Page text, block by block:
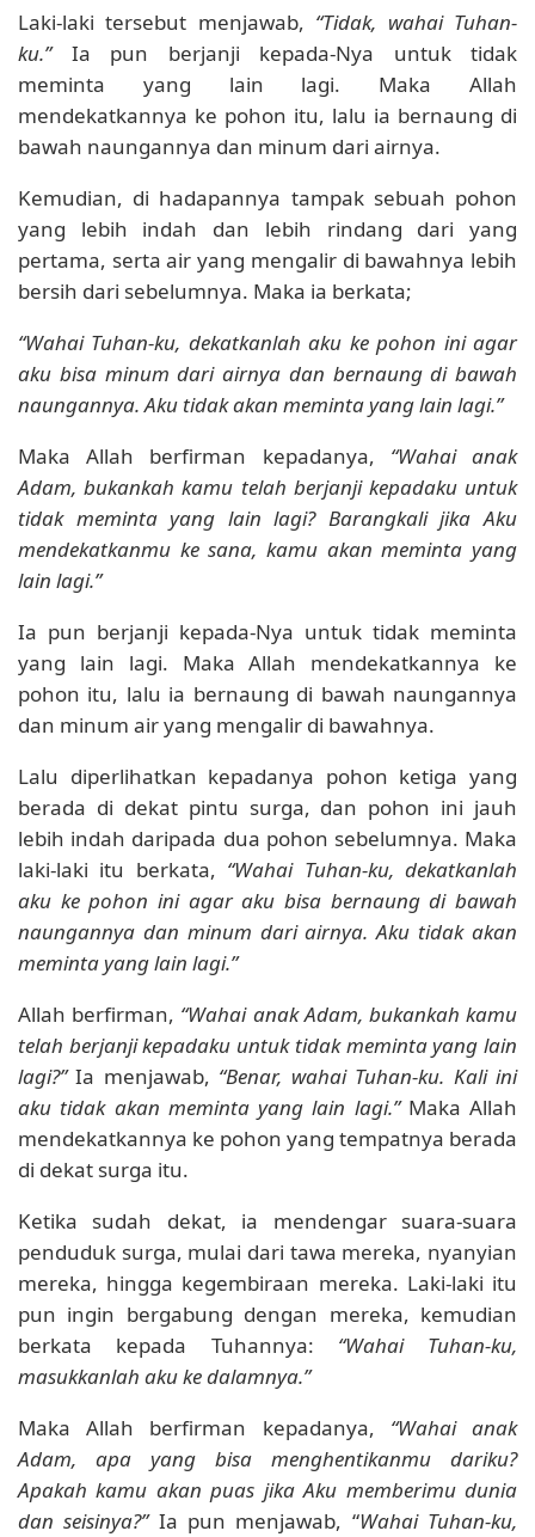
Laki-laki tersebut menjawab, “Tidak, wahai Tuhan-
ku.”Ia pun berjanji kepada-Nya untuk tidak
meminta yang lain lagi. Maka Allah
mendekatkannya ke pohon itu, lalu ia bernaung di
bawah naungannya dan minum dari airnya.
Kemudian, di hadapannya tampak sebuah pohon
yang lebih indah dan lebih rindang dari yang
pertama, serta air yang mengalir di bawahnya lebih
bersih dari sebelumnya. Maka ia berkata;
“Wahai Tuhan-ku, dekatkanlah aku ke pohon ini agar
aku bisa minum dari airnya dan bernaung di bawah
naungannya. Aku tidak akan meminta yang lain lagi.”
Maka Allah berfirman kepadanya, “Wahai anak
Adam, bukankah kamu telah berjanji kepadaku untuk
tidak meminta yang lain lagi? Barangkali jika Aku
mendekatkanmu ke sana, kamu akan meminta yang
lain lagi.”
Ia pun berjanji kepada-Nya untuk tidak meminta
yang lain lagi. Maka Allah mendekatkannya ke
pohon itu, lalu ia bernaung di bawah naungannya
dan minum air yang mengalir di bawahnya.
Lalu diperlihatkan kepadanya pohon ketiga yang
berada di dekat pintu surga, dan pohon ini jauh
lebih indah daripada dua pohon sebelumnya. Maka
laki-laki itu berkata, “Wahai Tuhan-ku, dekatkanlah
aku ke pohon ini agar aku bisa bernaung di bawah
naungannya dan minum dari airnya. Aku tidak akan
meminta yang lain lagi.”
Allah berfirman, “Wahai anak Adam, bukankah kamu
telah berjanji kepadaku untuk tidak meminta yang lain
lagi?”Ia menjawab, “Benar, wahai Tuhan-ku. Kali ini
aku tidak akan meminta yang lain lagi.”Maka Allah
mendekatkannya ke pohon yang tempatnya berada
di dekat surga itu.
Ketika sudah dekat, ia mendengar suara-suara
penduduk surga, mulai dari tawa mereka, nyanyian
mereka, hingga kegembiraan mereka. Laki-laki itu
pun ingin bergabung dengan mereka, kemudian
berkata kepada Tuhannya: “Wahai Tuhan-ku,
masukkanlah aku ke dalamnya.”
Maka Allah berfirman kepadanya, “Wahai anak
Adam, apa yang bisa menghentikanmu dariku?
Apakah kamu akan puas jika Aku memberimu dunia
dan seisinya?”Ia pun menjawab, “Wahai Tuhan-ku,